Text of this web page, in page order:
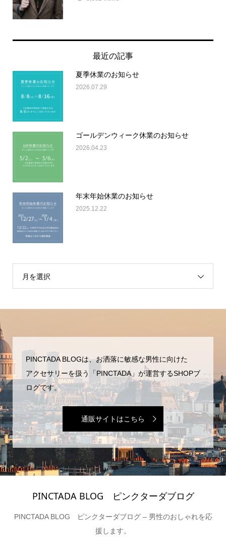
最近の記事
夏季休業のお知らせ
2026.07.29
ゴールデンウィーク休業のお知らせ
2026.04.23
年末年始休業のお知らせ
2025.12.22
月を選択
PINCTADA BLOGは、お洒落に敏感な男性に向けた
アクセサリーを扱う「PINCTADA」が運営するSHOPブ
ログです。
通販サイトはこちら
PINCTADA BLOG ピンクターダブログ
PINCTADA BLOG ピンクターダブログ – 男性のおしゃれを応
援します。